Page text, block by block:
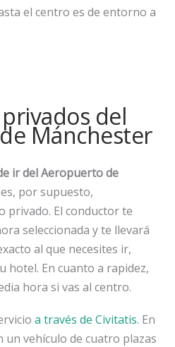
el centro es de entorno a
del
Mánchester
ir del Aeropuerto de
por supuesto,
privado. El conductor te
seleccionada y te llevará
al que necesites ir,
hotel. En cuanto a rapidez,
hora si vas al centro.
a través de Civitatis. En
un vehículo de cuatro plazas